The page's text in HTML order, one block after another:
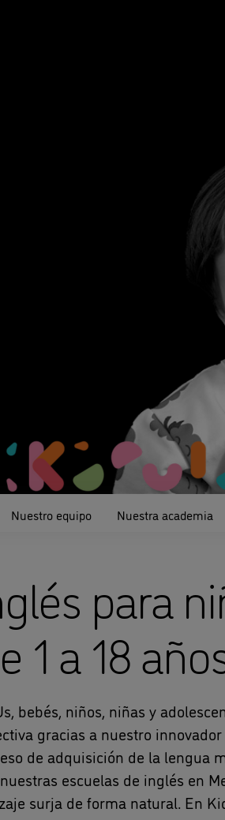
Nuestro equipo Nuestra academia
para
1 a 18
bebés, niños, niñas y
gracias a nuestro
de adquisición de la lengua
escuelas de inglés en
surja de forma natural. En